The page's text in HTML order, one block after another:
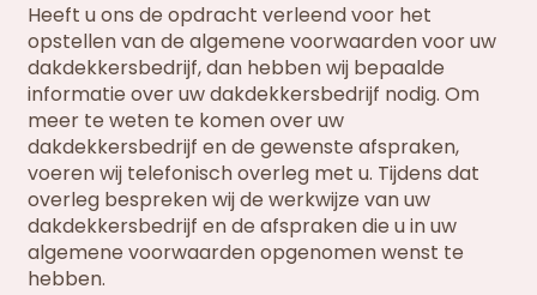
Heeft u ons de opdracht verleend voor het
opstellen van de algemene voorwaarden voor uw
dakdekkersbedrijf, dan hebben wij bepaalde
informatie over uw dakdekkersbedrijf nodig. Om
meer te weten te komen over uw
dakdekkersbedrijf en de gewenste afspraken,
voeren wij telefonisch overleg met u. Tijdens dat
overleg bespreken wij de werkwijze van uw
dakdekkersbedrijf en de afspraken die u in uw
algemene voorwaarden opgenomen wenst te
hebben.